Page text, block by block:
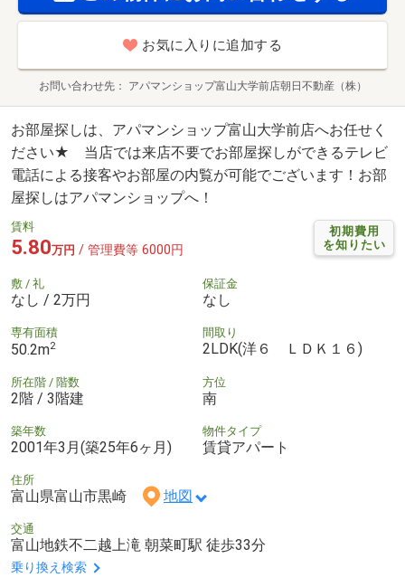
お気に入りに追加する
お問い合わせ先 アパマンショップ富山大学前店朝日不動産（株）
お部屋探しは、アパマンショップ富山大学前店へお任せく
ださい★ 当店では来店不要でお部屋探しができるテレビ
電話による接客やお部屋の内覧が可能でございます！お部
屋探しはアパマンショップへ！
初期費用
を知りたい
賃料
5.80万円 / 管理費等 6000円
敷 / 礼
なし / 2万円
保証金
なし
専有面積
50.2m2
間取り
2LDK(洋６ ＬＤＫ１６)
所在階 / 階数
2階 / 3階建
方位
南
築年数
2001年3月(築25年6ヶ月)
物件タイプ
賃貸アパート
住所
富山県富山市黒崎 地図
交通
富山地鉄不二越上滝 朝菜町駅 徒歩33分
乗り換え検索